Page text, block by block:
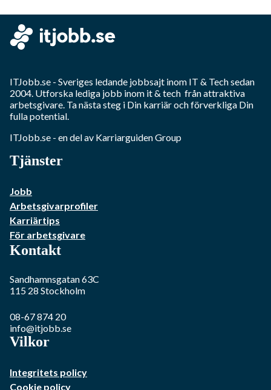
ITJobb.se - Sveriges ledande jobbsajt inom IT & Techsedan
2004. Utforska lediga jobb inom it & tech från attraktiva
arbetsgivare. Ta nästa steg i Din karriär och förverkliga Din
fulla potential.
ITJobb.se - en del av Karriarguiden Group
Tjänster
Jobb
Arbetsgivarprofiler
Karriärtips
För arbetsgivare
Kontakt
Sandhamnsgatan 63C
115 28 Stockholm
08-67 874 20
info@itjobb.se
Vilkor
Integritets policy
Cookie policy